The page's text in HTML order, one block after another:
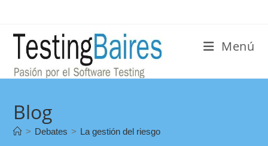
Menú
Blog
> Debates > La gestión del riesgo